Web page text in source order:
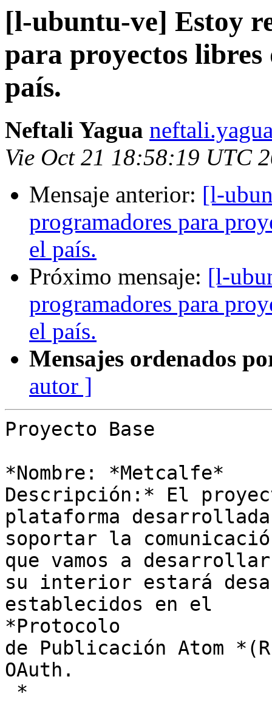
[l-ubuntu-ve] Estoy
para proyectos
país.
Neftali Yagua
Vie Oct 21 18:58:19 UTC
Mensaje anterior: [l-
programadores para
el país.
Próximo mensaje: [l-
programadores para
el país.
Mensajes ordenados
autor ]
Proyecto Base
*Nombre: *Metcalfe*
Descripción:* El
plataforma
soportar la
que vamos a
su interior estará
establecidos en el
*Protocolo
de Publicación Atom
OAuth.